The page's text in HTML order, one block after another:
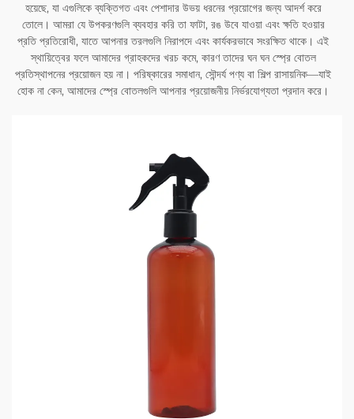
হয়েছে, যা এগুলিকে ব্যক্তিগত এবং পেশাদার উভয় ধরনের প্রয়োগের জন্য আদর্শ করে
তোলে। আমরা যে উপকরণগুলি ব্যবহার করি তা ফাটা, রঙ উবে যাওয়া এবং ক্ষতি হওয়ার
প্রতি প্রতিরোধী, যাতে আপনার তরলগুলি নিরাপদে এবং কার্যকরভাবে সংরক্ষিত থাকে। এই
স্থায়িত্বের ফলে আমাদের গ্রাহকদের খরচ কমে, কারণ তাদের ঘন ঘন স্প্রে বোতল
প্রতিস্থাপনের প্রয়োজন হয় না। পরিষ্কারের সমাধান, সৌন্দর্য পণ্য বা শিল্প রাসায়নিক—যাই
হোক না কেন, আমাদের স্প্রে বোতলগুলি আপনার প্রয়োজনীয় নির্ভরযোগ্যতা প্রদান করে।